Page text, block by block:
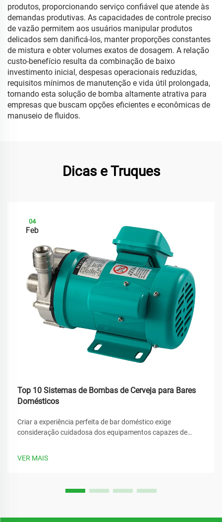
produtos, proporcionando serviço confiável que atende às
demandas produtivas. As capacidades de controle preciso
de vazão permitem aos usuários manipular produtos
delicados sem danificá-los, manter proporções constantes
de mistura e obter volumes exatos de dosagem. A relação
custo-benefício resulta da combinação de baixo
investimento inicial, despesas operacionais reduzidas,
requisitos mínimos de manutenção e vida útil prolongada,
tornando esta solução de bomba altamente atrativa para
empresas que buscam opções eficientes e econômicas de
manuseio de fluidos.
Dicas e Truques
04
Feb
Top 10 Sistemas de Bombas de Cerveja para Bares
Domésticos
Criar a experiência perfeita de bar doméstico exige
consideração cuidadosa dos equipamentos capazes de
VER MAIS